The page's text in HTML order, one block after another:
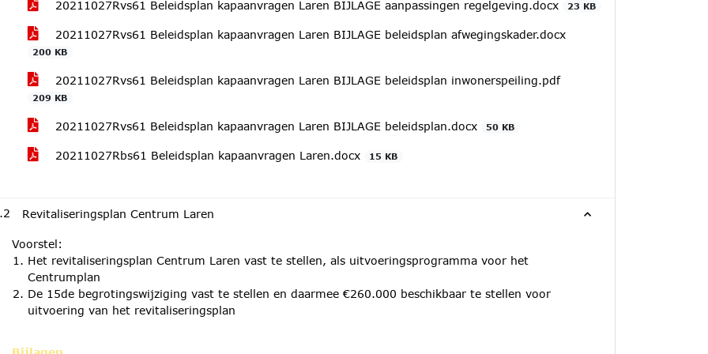
20211027Rvs61 Beleidsplan kapaanvragen Laren BIJLAGE aanpassingen regelgeving.docx 23 KB
20211027Rvs61 Beleidsplan kapaanvragen Laren BIJLAGE beleidsplan afwegingskader.docx
200 KB
20211027Rvs61 Beleidsplan kapaanvragen Laren BIJLAGE beleidsplan inwonerspeiling.pdf
209 KB
20211027Rvs61 Beleidsplan kapaanvragen Laren BIJLAGE beleidsplan.docx 50 KB
20211027Rbs61 Beleidsplan kapaanvragen Laren.docx 15 KB
Revitaliseringsplan Centrum Laren
Voorstel:
Het revitaliseringsplan Centrum Laren vast te stellen, als uitvoeringsprogramma voor het
Centrumplan
De 15de begrotingswijziging vast te stellen en daarmee €260.000 beschikbaar te stellen voor
uitvoering van het revitaliseringsplan